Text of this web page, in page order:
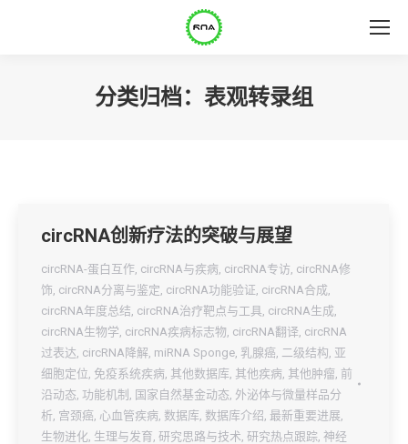
分类归档： 表观转录组
circRNA创新疗法的突破与展望
circRNA-蛋白互作, circRNA与疾病, circRNA专访, circRNA修
饰, circRNA分离与鉴定, circRNA功能验证, circRNA合成,
circRNA年度总结, circRNA治疗靶点与工具, circRNA生成,
circRNA生物学, circRNA疾病标志物, circRNA翻译, circRNA
过表达, circRNA降解, miRNA Sponge, 乳腺癌, 二级结构, 亚
细胞定位, 免疫系统疾病, 其他数据库, 其他疾病, 其他肿瘤, 前
沿动态, 功能机制 , 国家自然基金动态, 外泌体与微量样品分
析, 宫颈癌, 心血管疾病, 数据库, 数据库介绍, 最新重要进展,
生物进化, 生理与发育, 研究思路与技术, 研究热点跟踪, 神经